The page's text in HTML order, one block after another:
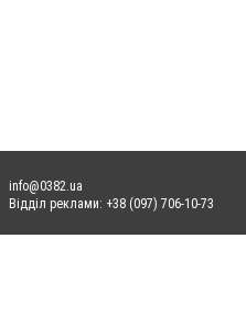
info@0382.ua
Відділ реклами: +38 (097) 706-10-73